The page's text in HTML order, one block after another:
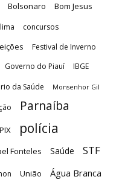
Bolsonaro Bom Jesus
concursos
Festival de Inverno
Governo do Piauí IBGE
da Saúde Monsenhor Gil
Parnaíba
PIX
polícia
Fonteles Saúde STF
União Água Branca